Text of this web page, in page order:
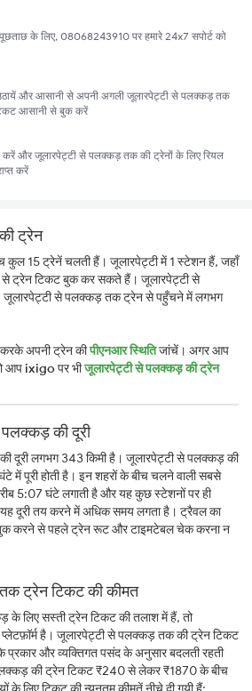
के लिए, 08068243910 पर हमारे 24x7 सपोर्ट को
और आसानी से अपनी अगली जूलारपेट्टी से पलक्कड़ तक
आसानी से बुक करें
और जूलारपेट्टी से पलक्कड़ तक की ट्रेनों के लिए रियल
करें
ट्रेन
15 ट्रेनें चलती हैं। जूलारपेट्टी में 1 स्टेशन हैं, जहाँ
ट्रेन टिकट बुक कर सकते हैं। जूलारपेट्टी से
जूलारपेट्टी से पलक्कड़ तक ट्रेन से पहुँचने में लगभग
करके अपनी ट्रेन कीपीएनआर स्थितिजांचें। अगर आप
आपixigoपर भीजूलारपेट्टी से पलक्कड़ की ट्रेन
पलक्कड़ की दूरी
दूरी लगभग 343 किमी है। जूलारपेट्टी से पलक्कड़ की
में पूरी होती है। इन शहरों के बीच चलने वाली सबसे
5:07 घंटे लगाती है और यह कुछ स्टेशनों पर ही
दूरी तय करने में अधिक समय लगता है। ट्रैवल का
करने से पहले ट्रेन रूट और टाइमटेबल चेक करना न
ट्रेन टिकट की कीमत
लिए सस्ती ट्रेन टिकट की तलाश में हैं, तो
है। जूलारपेट्टी से पलक्कड़ तक की ट्रेन टिकट
प्रकार और व्यक्तिगत पसंद के अनुसार बदलती रहती
की ट्रेन टिकट ₹240 से लेकर ₹1870 के बीच